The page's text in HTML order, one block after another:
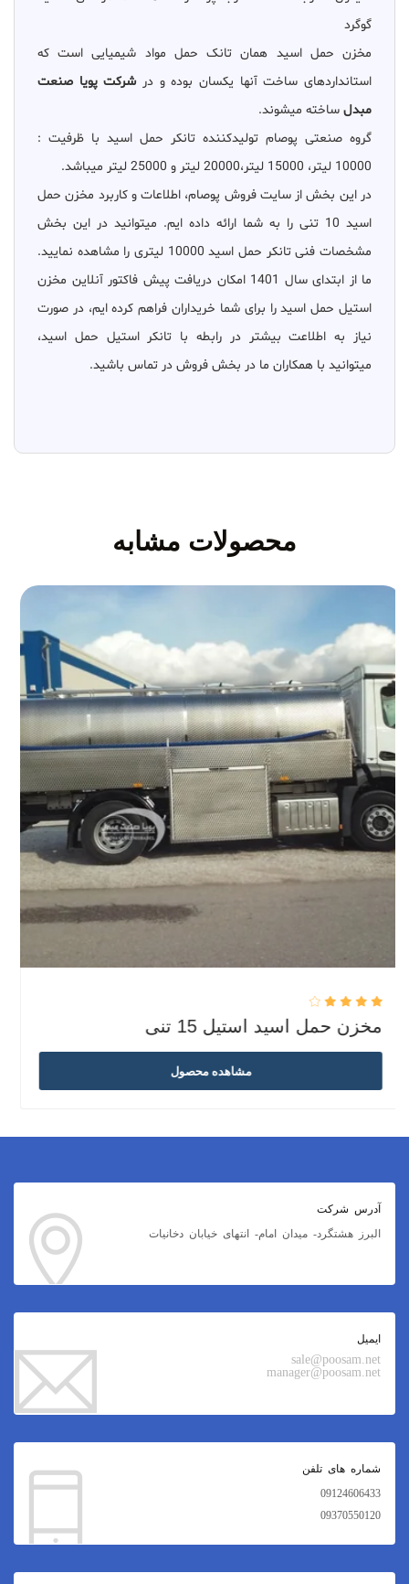
گوگرد
مخزن حمل اسید همان تانک حمل مواد شیمیایی است که
استانداردهای ساخت آنها یکسان بوده و در شرکت پویا صنعت
مبدل ساخته میشوند.
گروه صنعتی پوصام تولیدکننده تانکر حمل اسید با ظرفیت :
10000 لیتر، 15000 لیتر،20000 لیتر و 25000 لیتر میباشد.
در این بخش از سایت فروش پوصام، اطلاعات و کاربرد مخزن حمل
اسید 10 تنی را به شما ارائه داده ایم. میتوانید در این بخش
مشخصات فنی تانکر حمل اسید 10000 لیتری را مشاهده نمایید.
ما از ابتدای سال 1401 امکان دریافت پیش فاکتور آنلاین مخزن
استیل حمل اسید را برای شما خریداران فراهم کرده ایم، در صورت
نیاز به اطلاعت بیشتر در رابطه با تانکر استیل حمل اسید،
میتوانید با همکاران ما در بخش فروش در تماس باشید.
محصولات مشابه
15 تنی
آدرس شرکت
البرز هشتگرد- میدان امام- انتهای خیابان دخانیات
ایمیل
sale@poosam.net
manager@poosam.net
شماره های تلفن
09124606433
09370550120